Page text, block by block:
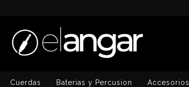
Cuerdas Baterias y Percusion Accesorios